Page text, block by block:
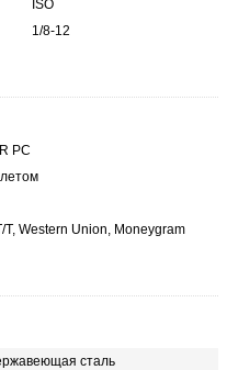
ISO
1/8-12
PC
T, Western Union, Moneygram
сталь